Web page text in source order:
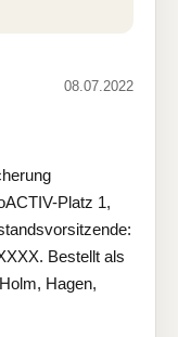
08.07.2022
Platz 1,
Bestellt als
Hagen,